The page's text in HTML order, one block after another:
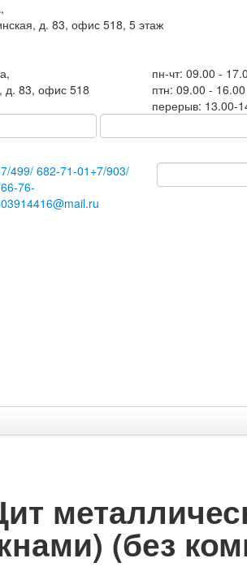
д. 83, офис 518, 5 этаж
,
д. 83, офис 518
пн-чт: 09.00 -
птн: 09.00 - 16.00
перерыв: 13.00-
/499/ 682-71-01 +7/903/
76-
3914416@mail.ru
(без